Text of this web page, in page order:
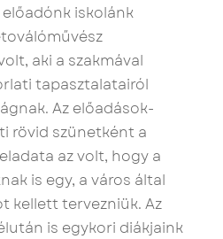
iskolánk
aki a szakmával
tapasztalatairól
Az előadások-
rövid szünetként a
az volt, hogy a
is egy, a város által
kellett tervezniük. Az
is egykori diákjaink